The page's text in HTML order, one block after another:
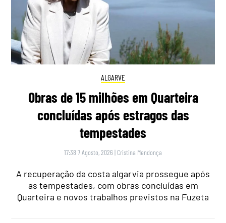
ALGARVE
Obras de 15 milhões em Quarteira
concluídas após estragos das
tempestades
17:38 7 Agosto, 2026 | Cristina Mendonça
A recuperação da costa algarvia prossegue após
as tempestades, com obras concluídas em
Quarteira e novos trabalhos previstos na Fuzeta